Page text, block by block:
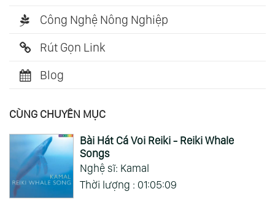
Công Nghệ Nông Nghiệp
Rút Gọn Link
Blog
CÙNG CHUYÊN MỤC
Bài Hát Cá Voi Reiki - Reiki Whale
Songs
Nghệ sĩ: Kamal
Thời lượng : 01:05:09